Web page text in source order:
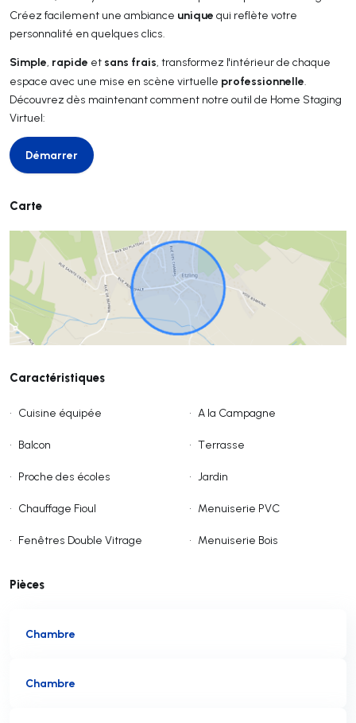
Créez facilement une ambiance unique qui reflète votre
personnalité en quelques clics.
Simple, rapide et sans frais, transformez l'intérieur de chaque
espace avec une mise en scène virtuelle professionnelle.
Découvrez dès maintenant comment notre outil de Home Staging
Virtuel:
Démarrer
Démarrer
Carte
Caractéristiques
• Cuisine équipée • A la Campagne
• Balcon • Terrasse
• Proche des écoles • Jardin
• Chauffage Fioul • Menuiserie PVC
• Fenêtres Double Vitrage • Menuiserie Bois
Pièces
Chambre
Chambre